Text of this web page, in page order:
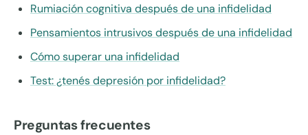
Rumiación cognitiva después de una infidelidad
Pensamientos intrusivos después de una infidelidad
Cómo superar una infidelidad
Test: ¿tenés depresión por infidelidad?
Preguntas frecuentes